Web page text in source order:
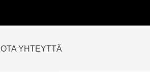
OTA YHTEYTTÄ